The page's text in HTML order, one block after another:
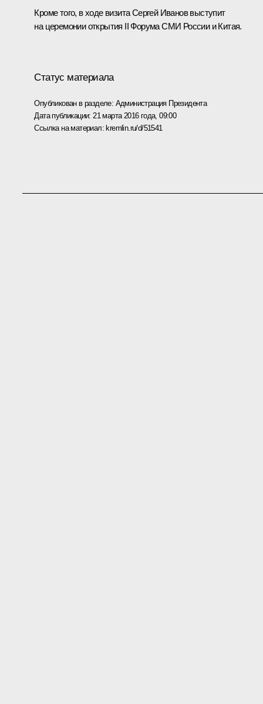
Кроме того, в ходе визитаСергей Ивановвыступит
на церемонии открытия II Форума СМИ России и Китая.
Статус материала
Опубликован в разделе: Администрация Президента
Дата публикации: 21 марта 2016 года, 09:00
Ссылка на материал: kremlin.ru/d/51541